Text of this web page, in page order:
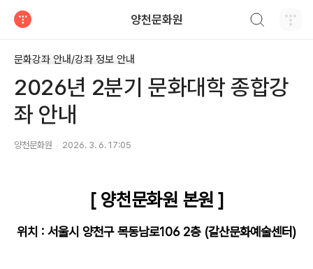
양천문화원
문화강좌 안내/강좌 정보 안내
2026년 2분기 문화대학 종합강
좌 안내
양천문화원 2026. 3. 6. 17:05
[ 양천문화원 본원 ]
위치 : 서울시 양천구 목동남로106 2층 (갈산문화예술센터)